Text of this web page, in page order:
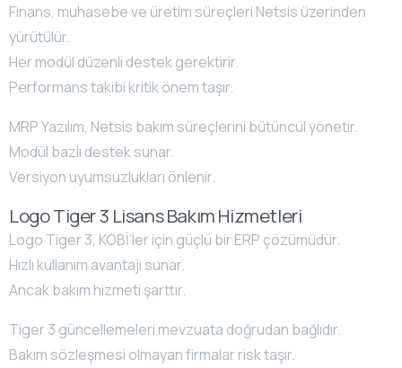
Finans, muhasebe ve üretim süreçleri Netsis üzerinden
yürütülür.
Her modül düzenli destek gerektirir.
Performans takibi kritik önem taşır.
MRP Yazılım, Netsis bakım süreçlerini bütüncül yönetir.
Modül bazlı destek sunar.
Versiyon uyumsuzlukları önlenir.
Logo Tiger 3 Lisans Bakım Hizmetleri
Logo Tiger 3, KOBİ’ler için güçlü bir ERP çözümüdür.
Hızlı kullanım avantajı sunar.
Ancak bakım hizmeti şarttır.
Tiger 3 güncellemeleri mevzuata doğrudan bağlıdır.
Bakım sözleşmesi olmayan firmalar risk taşır.